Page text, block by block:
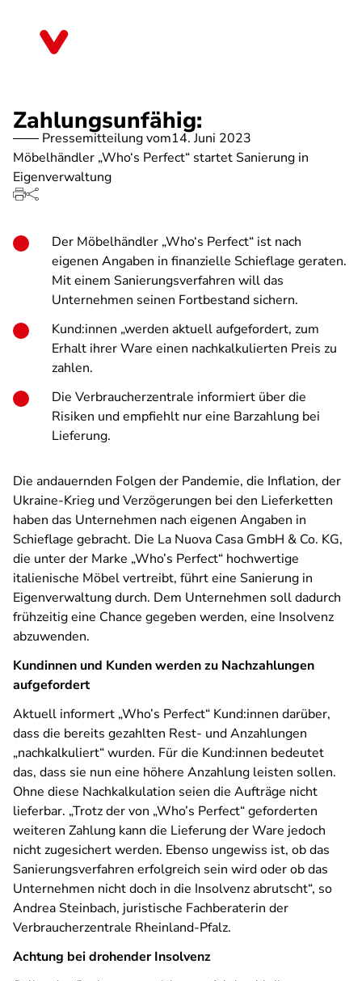
Zahlungsunfähig:
Pressemitteilung vom14. Juni 2023
Möbelhändler „Who‘s Perfect“ startet Sanierung in
Eigenverwaltung
Der Möbelhändler „Who‘s Perfect“ ist nach
eigenen Angaben in finanzielle Schieflage geraten.
Mit einem Sanierungsverfahren will das
Unternehmen seinen Fortbestand sichern.
Kund:innen „werden aktuell aufgefordert, zum
Erhalt ihrer Ware einen nachkalkulierten Preis zu
zahlen.
Die Verbraucherzentrale informiert über die
Risiken und empfiehlt nur eine Barzahlung bei
Lieferung.
Die andauernden Folgen der Pandemie, die Inflation, der
Ukraine-Krieg und Verzögerungen bei den Lieferketten
haben das Unternehmen nach eigenen Angaben in
Schieflage gebracht. Die La Nuova Casa GmbH & Co. KG,
die unter der Marke „Who’s Perfect“ hochwertige
italienische Möbel vertreibt, führt eine Sanierung in
Eigenverwaltung durch. Dem Unternehmen soll dadurch
frühzeitig eine Chance gegeben werden, eine Insolvenz
abzuwenden.
Kundinnen und Kunden werden zu Nachzahlungen
aufgefordert
Aktuell informert „Who’s Perfect“ Kund:innen darüber,
dass die bereits gezahlten Rest- und Anzahlungen
„nachkalkuliert“ wurden. Für die Kund:innen bedeutet
das, dass sie nun eine höhere Anzahlung leisten sollen.
Ohne diese Nachkalkulation seien die Aufträge nicht
lieferbar. „Trotz der von „Who’s Perfect“ geforderten
weiteren Zahlung kann die Lieferung der Ware jedoch
nicht zugesichert werden. Ebenso ungewiss ist, ob das
Sanierungsverfahren erfolgreich sein wird oder ob das
Unternehmen nicht doch in die Insolvenz abrutscht“, so
Andrea Steinbach, juristische Fachberaterin der
Verbraucherzentrale Rheinland-Pfalz.
Achtung bei drohender Insolvenz